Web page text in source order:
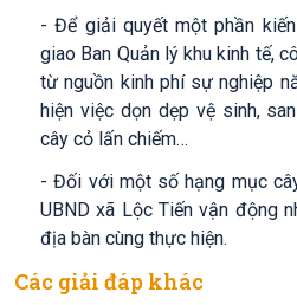
- Để giải quyết một phần
giao Ban Quản lý khu kinh tế,
từ nguồn kinh phí sự nghiệp
hiện việc dọn dẹp vệ sinh,
cây cỏ lấn chiếm…
- Đối với một số hạng mục
UBND xã Lộc Tiến vận động
địa bàn cùng thực hiện.
Các giải đáp khác